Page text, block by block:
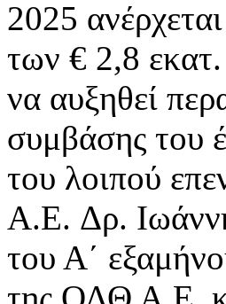
2025
των € 2,8 εκατ.
να αυξηθεί
συμβάσης του
του λοιπού
A.E. Δρ.
του Α΄